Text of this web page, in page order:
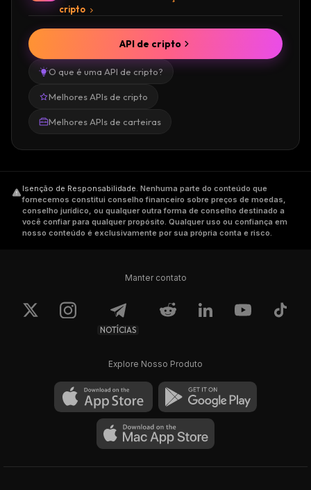
cripto
O que é uma API de cripto?
Melhores APIs de cripto
Melhores APIs de carteiras
API de cripto
Isenção de Responsabilidade. Nenhuma parte do conteúdo que
fornecemos constitui conselho financeiro sobre preços de moedas,
conselho jurídico, ou qualquer outra forma de conselho destinado a
você confiar para qualquer propósito. Qualquer uso ou confiança em
nosso conteúdo é exclusivamente por sua própria conta e risco.
Manter contato
NOTÍCIAS
Explore Nosso Produto